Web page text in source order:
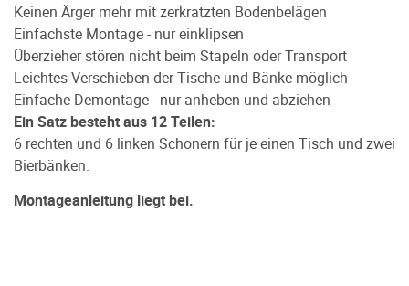
Keinen Ärger mehr mit zerkratzten Bodenbelägen
Einfachste Montage - nur einklipsen
Überzieher stören nicht beim Stapeln oder Transport
Leichtes Verschieben der Tische und Bänke möglich
Einfache Demontage - nur anheben und abziehen
Ein Satz besteht aus 12 Teilen:
6 rechten und 6 linken Schonern für je einen Tisch und zwei
Bierbänken.
Montageanleitung liegt bei.